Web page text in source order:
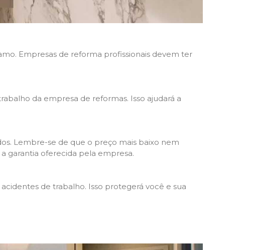
Empresas de reforma profissionais devem ter
da empresa de reformas. Isso ajudará a
Lembre-se de que o preço mais baixo nem
garantia oferecida pela empresa.
de trabalho. Isso protegerá você e sua